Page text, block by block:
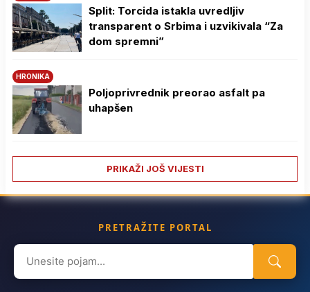
Split: Torcida istakla uvredljiv
transparent o Srbima i uzvikivala “Za
dom spremni”
HRONIKA
Poljoprivrednik preorao asfalt pa
uhapšen
PRIKAŽI JOŠ VIJESTI
PRETRAŽITE PORTAL
Search
for: